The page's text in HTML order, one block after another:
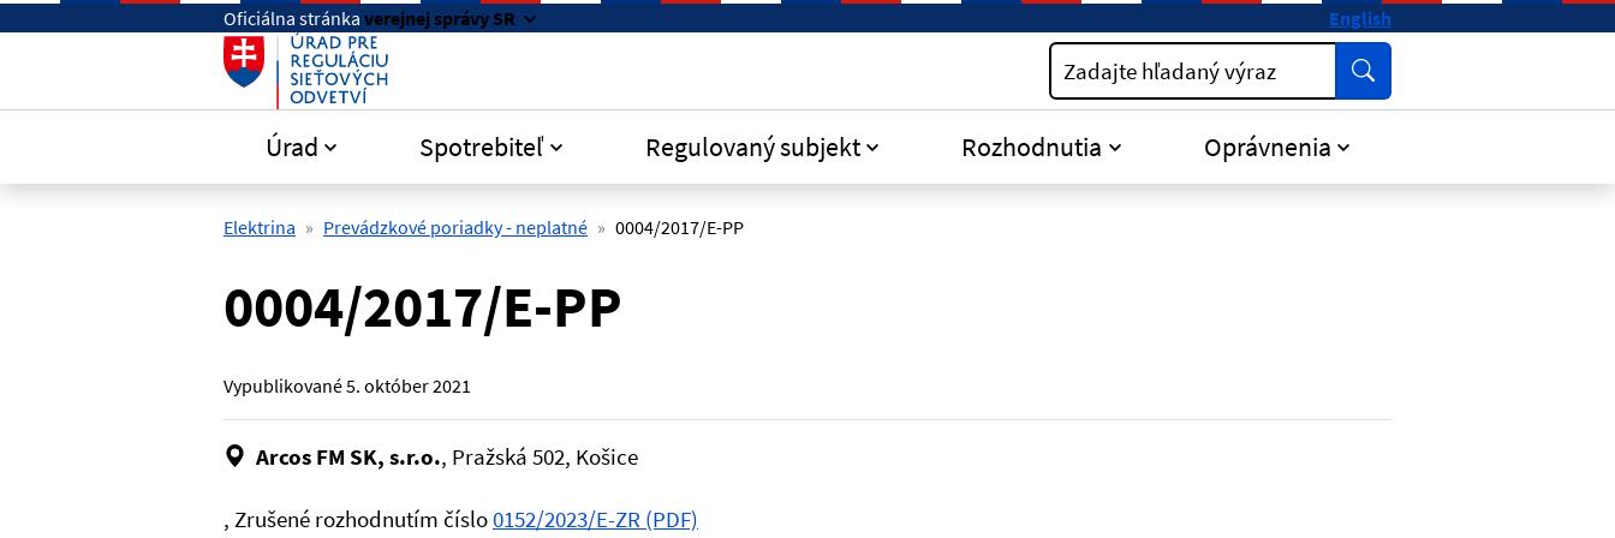
Preskočiť na hlavný obsahOficiálna stránka verejnej správy SR English
Zadajte hľadaný výraz Vyhľadať
Úrad Spotrebiteľ Regulovaný subjekt Rozhodnutia Oprávnenia
Elektrina Prevádzkové poriadky - neplatné 0004/2017/E-PP
0004/2017/E-PP
Vypublikované5. október 2021
Arcos FM SK, s.r.o., Pražská 502, Košice
, Zrušené rozhodnutím číslo0152/2023/E-ZR (PDF)